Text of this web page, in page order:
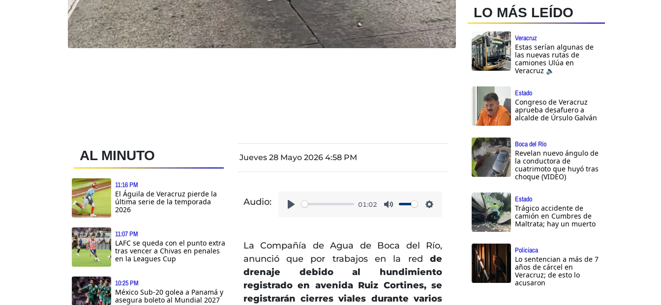
AL MINUTO
11:16 PM
El Águila de Veracruz pierde la
última serie de la temporada
2026
11:07 PM
LAFC se queda con el punto extra
tras vencer a Chivas en penales
en la Leagues Cup
10:25 PM
México Sub-20 golea a Panamá y
asegura boleto al Mundial 2027
Jueves 28 Mayo 2026 4:58 PM
Audio:
01:02
La Compañía de Agua de Boca del Río,
anunció que por trabajos en la red de
drenaje debido al hundimiento
registrado en avenida Ruiz Cortines, se
registrarán cierres viales durante varios
LO MÁS LEÍDO
Veracruz
Estas serían algunas de
las nuevas rutas de
camiones Ulúa en
Veracruz 🔈
Estado
Congreso de Veracruz
aprueba desafuero a
alcalde de Úrsulo Galván
Boca del Río
Revelan nuevo ángulo de
la conductora de
cuatrimoto que huyó tras
choque (VIDEO)
Estado
Trágico accidente de
camión en Cumbres de
Maltrata; hay un muerto
Policiaca
Lo sentencian a más de 7
años de cárcel en
Veracruz; de esto lo
acusaron